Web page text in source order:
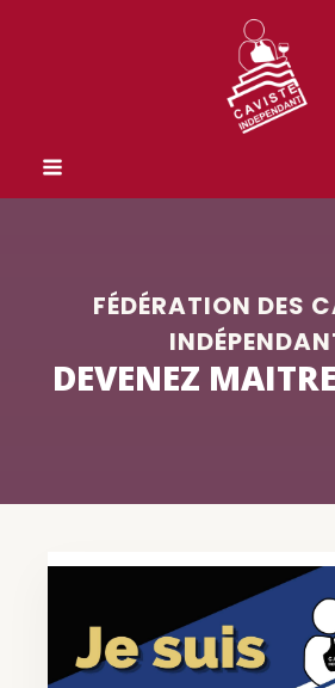
FÉDÉRATION DES
DEVENEZ